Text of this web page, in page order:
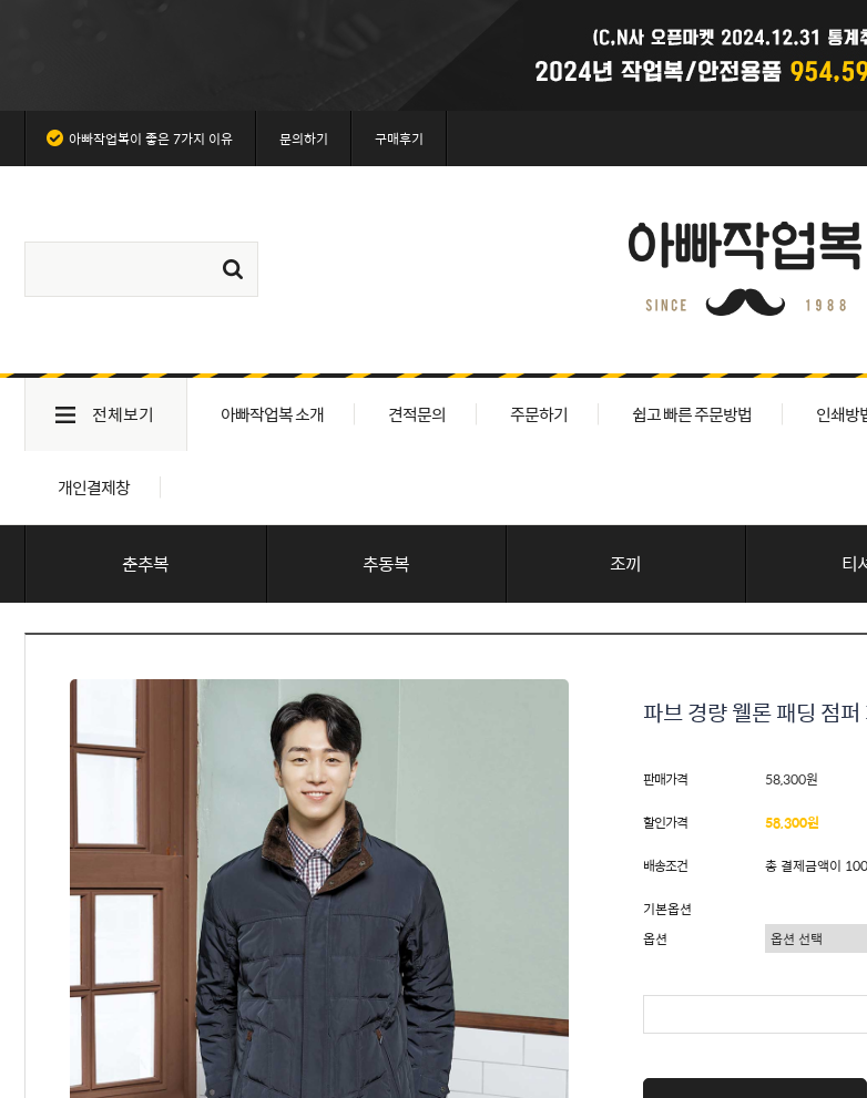
아빠작업복이 좋은 7가지 이유 문의하기 구매후기
전체보기 아빠작업복 소개 견적문의 주문하기 쉽고 빠른 주문방법 인쇄방
개인결제창
춘추복 추동복 조끼 티
파브 경량 웰론 패딩 점
판매가격 58,300원
할인가격 58,300원
배송조건 총 결제금액이
기본옵션
옵션